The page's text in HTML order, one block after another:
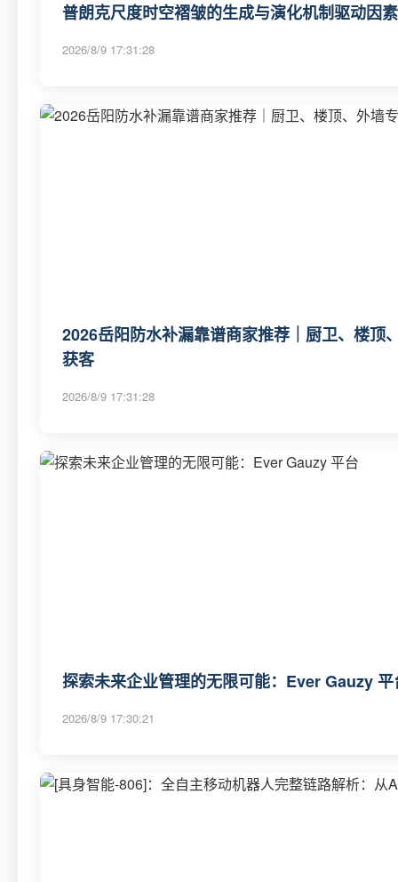
普朗克尺度时空褶皱的生成与演化机制驱动因
2026/8/9 17:31:28
2026岳阳防水补漏靠谱商家推荐｜厨卫、楼顶
获客
2026/8/9 17:31:28
探索未来企业管理的无限可能：Ever Gauzy 平
2026/8/9 17:30:21